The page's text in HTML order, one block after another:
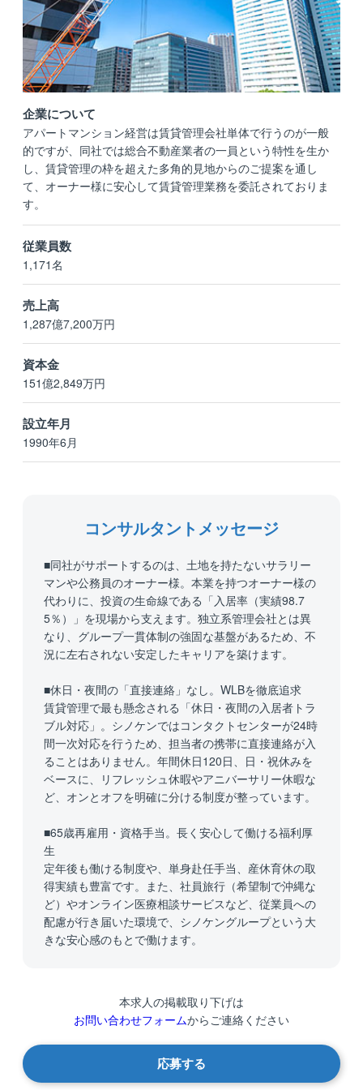
設立年月
1990年6月
資本金
151億2,849万円
売上高
1,287億7,200万円
従業員数
1,171名
企業について
アパートマンション経営は賃貸管理会社単体で行うのが一般
的ですが、同社では総合不動産業者の一員という特性を生か
し、賃貸管理の枠を超えた多角的見地からのご提案を通し
て、オーナー様に安心して賃貸管理業務を委託されておりま
す。
コンサルタントメッセージ
■同社がサポートするのは、土地を持たないサラリー
マンや公務員のオーナー様。本業を持つオーナー様の
代わりに、投資の生命線である「入居率（実績98.7
5％）」を現場から支えます。独立系管理会社とは異
なり、グループ一貫体制の強固な基盤があるため、不
況に左右されない安定したキャリアを築けます。
■休日・夜間の「直接連絡」なし。WLBを徹底追求
賃貸管理で最も懸念される「休日・夜間の入居者トラ
ブル対応」。シノケンではコンタクトセンターが24時
間一次対応を行うため、担当者の携帯に直接連絡が入
ることはありません。年間休日120日、日・祝休みを
ベースに、リフレッシュ休暇やアニバーサリー休暇な
ど、オンとオフを明確に分ける制度が整っています。
■65歳再雇用・資格手当。長く安心して働ける福利厚
生
定年後も働ける制度や、単身赴任手当、産休育休の取
得実績も豊富です。また、社員旅行（希望制で沖縄な
ど）やオンライン医療相談サービスなど、従業員への
配慮が行き届いた環境で、シノケングループという大
きな安心感のもとで働けます。
本求人の掲載取り下げは
お問い合わせフォームからご連絡ください
応募する